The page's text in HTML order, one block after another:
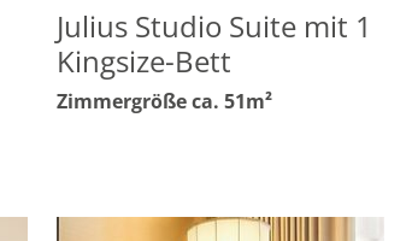
Julius Studio Suite mit 1
Kingsize-Bett
Zimmergröße ca. 51m²